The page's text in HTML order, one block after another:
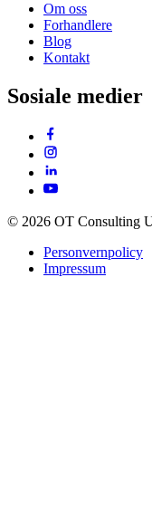
Om oss
Forhandlere
Blog
Kontakt
Sosiale medier
© 2026 OT Consulting
Personvernpolicy
Impressum